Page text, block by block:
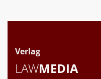
Verlag
LAWMEDIA